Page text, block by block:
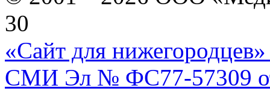
30
«Сайт для нижегородцев»
СМИ Эл № ФС77-57309